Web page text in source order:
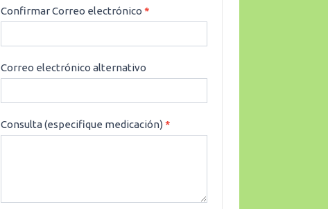
Confirmar Correo electrónico*
Correo electrónico alternativo
Consulta (especifique medicación)*